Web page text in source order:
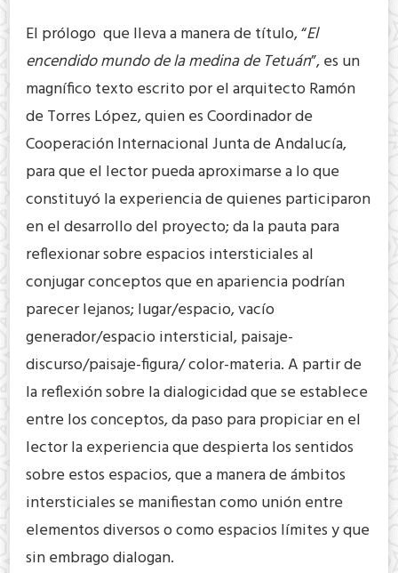
El prólogo que lleva a manera de título, “El
encendido mundo de la medina de Tetuán”, es un
magnífico texto escrito por el arquitecto Ramón
de Torres López, quien es Coordinador de
Cooperación Internacional Junta de Andalucía,
para que el lector pueda aproximarse a lo que
constituyó la experiencia de quienes participaron
en el desarrollo del proyecto; da la pauta para
reflexionar sobre espacios intersticiales al
conjugar conceptos que en apariencia podrían
parecer lejanos; lugar/espacio, vacío
generador/espacio intersticial, paisaje-
discurso/paisaje-figura/ color-materia. A partir de
la reflexión sobre la dialogicidad que se establece
entre los conceptos, da paso para propiciar en el
lector la experiencia que despierta los sentidos
sobre estos espacios, que a manera de ámbitos
intersticiales se manifiestan como unión entre
elementos diversos o como espacios límites y que
sin embrago dialogan.